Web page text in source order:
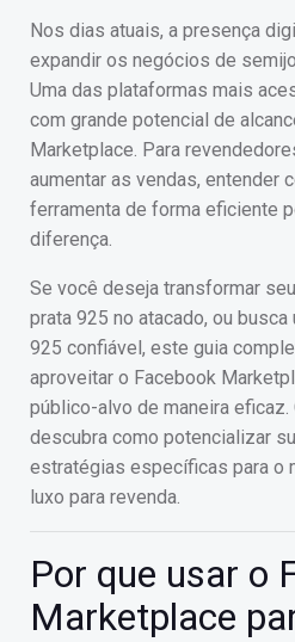
Nos dias atuais, a presença
expandir os negócios de
Uma das plataformas mais
com grande potencial de
Marketplace. Para
aumentar as vendas, entender
ferramenta de forma eficiente
diferença.
Se você deseja transformar
prata 925 no atacado, ou
925 confiável, este guia
aproveitar o Facebook
público-alvo de maneira eficaz.
descubra como potencializar
estratégias específicas para o
luxo para revenda.
Por que usar o
Marketplace